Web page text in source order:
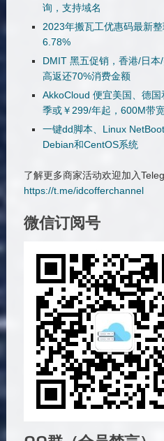
询，支持域名
2023年搬瓦工优惠码最新
6.78%
DMIT 黑五促销，香港/日
高返还70%消费金额
AkkoCloud 便宜美国、德
季或￥299/年起，600M带
一键dd脚本、Linux
Debian和CentOS系统
了解更多商家活动欢迎加入
https://t.me/idcofferchannel
微信订阅号